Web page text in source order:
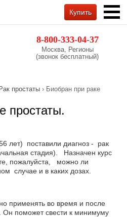
8-800-333-04-37
Москва, Регионы
(звонок бесплатный)
Купить
Рак простаты › Биобран при раке
простаты.
лет) поставили диагноз - рак
стадия). Назначен курс
пожалуйста, можно ли
случае и в каких дозах.
применять во время и после
Он поможет свести к минимуму